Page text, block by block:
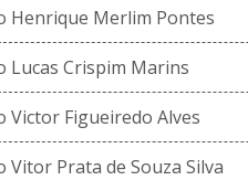
Henrique Merlim Pontes
Lucas Crispim Marins
Victor Figueiredo Alves
Vitor Prata de Souza Silva